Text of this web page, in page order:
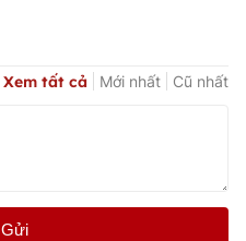
Xem tất cả Mới nhất Cũ nhất
Gửi